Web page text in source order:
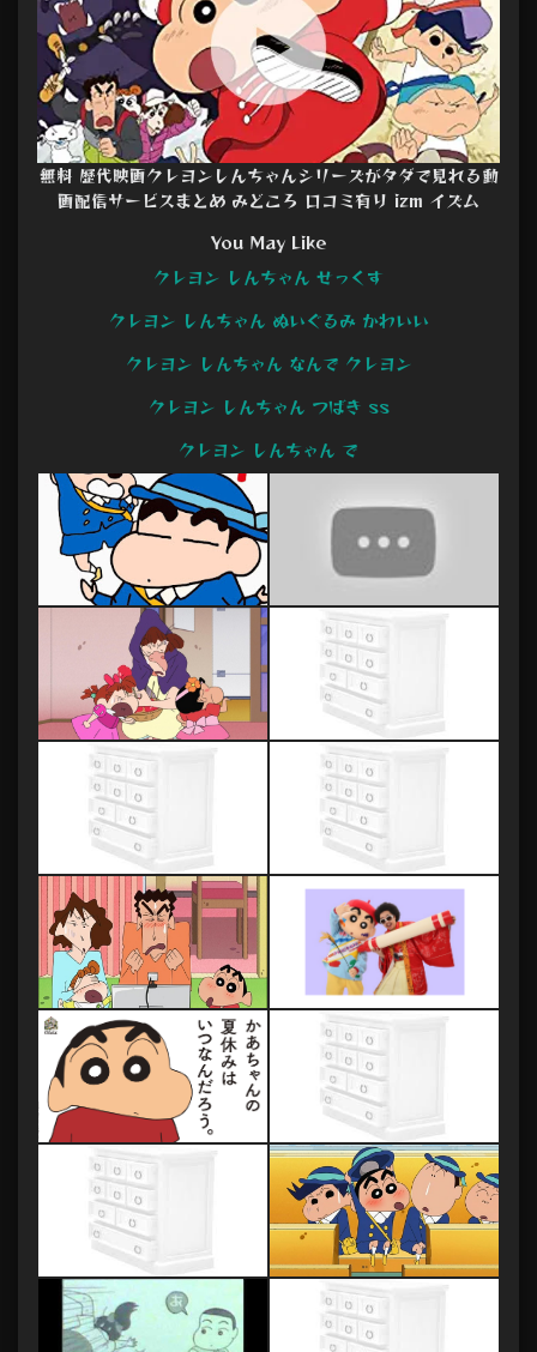
無料 歴代映画クレヨンしんちゃんシリーズがタダで見れる動
画配信サービスまとめ みどころ 口コミ有り izm イズム
You May Like
クレヨン しんちゃん せっくす
クレヨン しんちゃん ぬいぐるみ かわいい
クレヨン しんちゃん なんで クレヨン
クレヨン しんちゃん つばき ss
クレヨン しんちゃん で